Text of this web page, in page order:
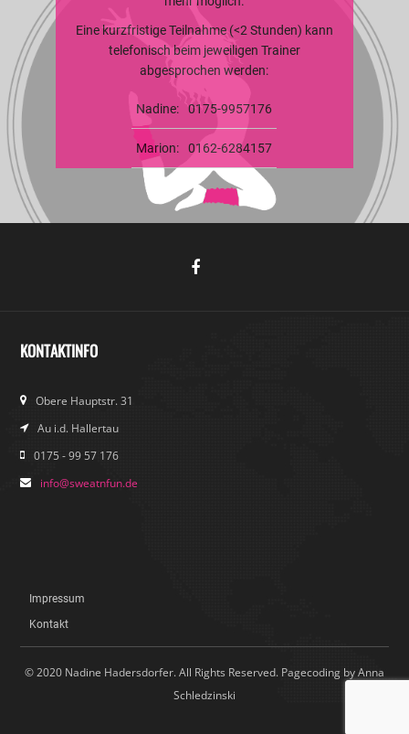
Eine kurzfristige Teilnahme (<2 Stunden) kann
telefonisch beim jeweiligen Trainer
abgesprochen werden:
Nadine: 0175-9957176
Marion: 0162-6284157
KONTAKTINFO
Obere Hauptstr. 31
Au i.d. Hallertau
0175 - 99 57 176
info@sweatnfun.de
Impressum
Kontakt
© 2020 Nadine Hadersdorfer. All Rights Reserved. Pagecoding by Anna
Schledzinski